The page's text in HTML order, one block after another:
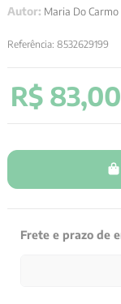
Autor: Maria Do
Referência:8532629199
R$ 83,00
Frete e prazo de